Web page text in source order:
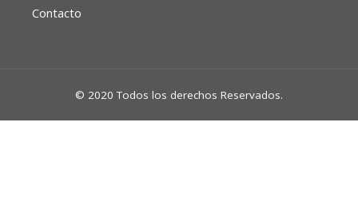
Contacto
© 2020 Todos los derechos Reservados.